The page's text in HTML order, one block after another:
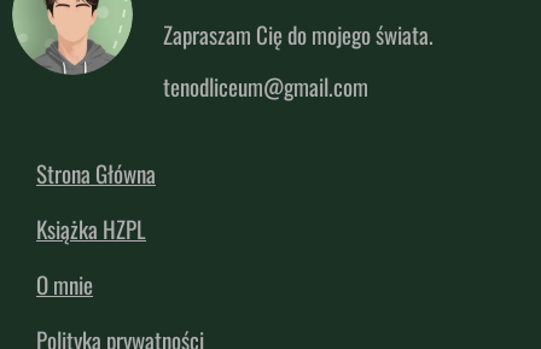
Zapraszam Cię do mojego świata.
tenodliceum@gmail.com
Strona Główna
Książka HZPL
O mnie
Polityka prywatności